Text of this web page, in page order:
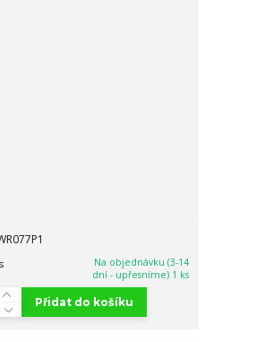
Na objednávku (3-14
dní - upřesníme) 1 ks
Přidat do košíku